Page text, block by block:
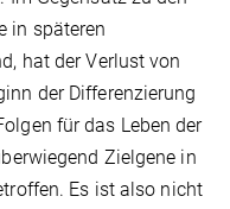
in späteren
hat der Verlust von
der Differenzierung
für das Leben der
Zielgene in
Es ist also nicht